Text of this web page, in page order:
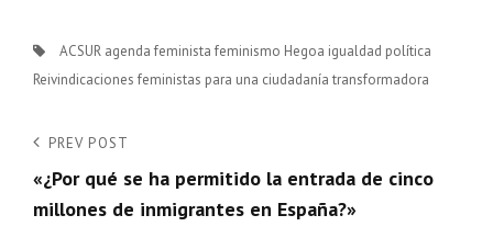
Tags,ACSUR agenda feminista feminismo Hegoa igualdad política
Reivindicaciones feministas para una ciudadanía transformadora
Navegación
de
entradas
Previous
Post
PREV POST
«¿Por qué se ha permitido la entrada de cinco
millones de inmigrantes en España?»